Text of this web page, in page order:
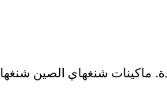
ماكينات شنغهاي الصين